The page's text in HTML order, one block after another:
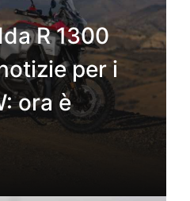
R 1300
per i
ora è